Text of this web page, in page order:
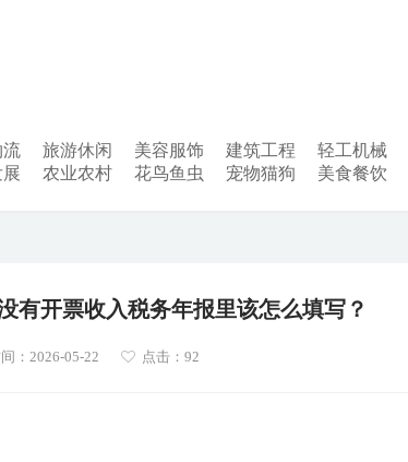
流 旅游休闲 美容服饰 建筑工程 轻工机械
农业农村 花鸟鱼虫 宠物猫狗 美食餐饮
有开票收入税务年报里该怎么填写？
：2026-05-22 点击：92